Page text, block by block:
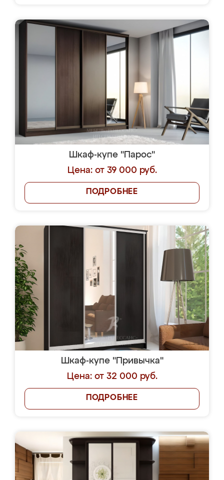
Шкаф-купе "Парос"
Цена: от 39 000 руб.
ПОДРОБНЕЕ
Шкаф-купе "Привычка"
Цена: от 32 000 руб.
ПОДРОБНЕЕ